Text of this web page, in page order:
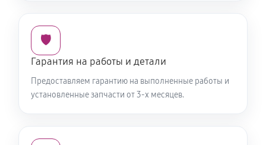
🛡️
Гарантия на работы и детали
Предоставляем гарантию на выполненные работы и
установленные запчасти от 3-х месяцев.